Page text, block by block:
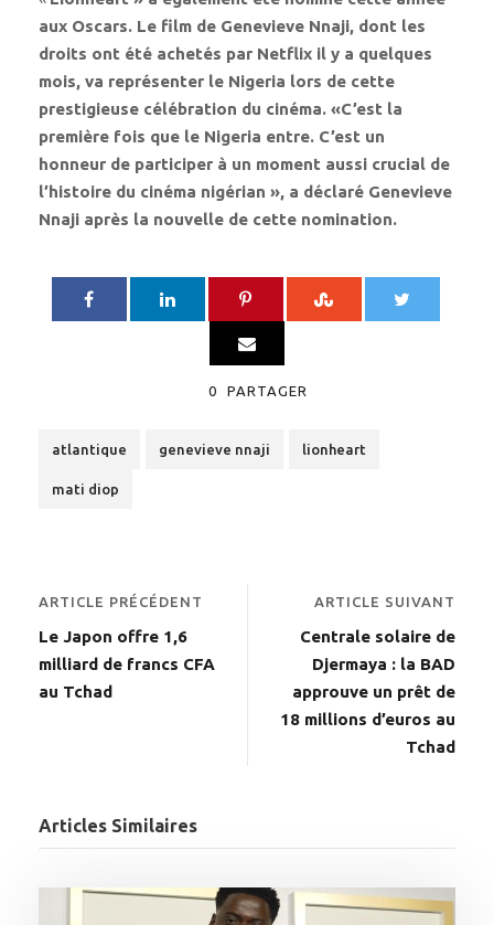
aux Oscars. Le film de Genevieve Nnaji, dont les
droits ont été achetés par Netflix il y a quelques
mois, va représenter le Nigeria lors de cette
prestigieuse célébration du cinéma. «C’est la
première fois que le Nigeria entre. C’est un
honneur de participer à un moment aussi crucial de
l’histoire du cinéma nigérian », a déclaré Genevieve
Nnaji après la nouvelle de cette nomination.
0 PARTAGER
atlantique genevieve nnaji lionheart
mati diop
ARTICLE PRÉCÉDENT
Le Japon offre 1,6
milliard de francs CFA
au Tchad
ARTICLE SUIVANT
Centrale solaire de
Djermaya : la BAD
approuve un prêt de
18 millions d’euros au
Tchad
Articles Similaires